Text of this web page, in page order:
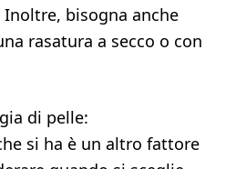
bisogna anche
rasatura a secco o con
di pelle:
si ha è un altro fattore